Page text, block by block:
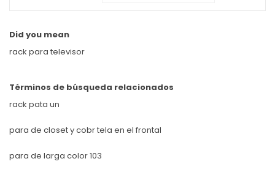
Did you mean
rack para televisor
Términos de búsqueda relacionados
rack pata un
para de closet y cobr tela en el frontal
para de larga color 103